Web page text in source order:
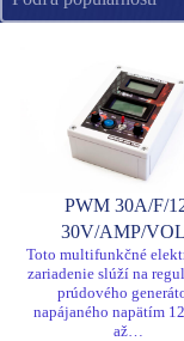
PWM 30A/F/
30V/AMP/
Toto multifunkčné
zariadenie slúží na
prúdového
napájaného napätím
až…